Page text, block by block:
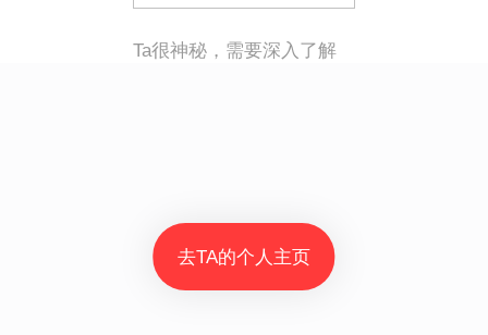
Ta很神秘，需要深入了解
去TA的个人主页